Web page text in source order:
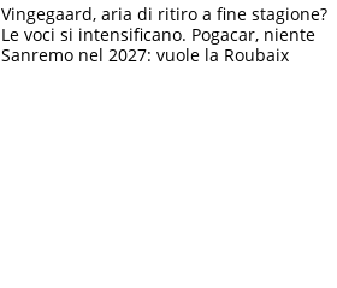
Vingegaard, aria di ritiro a fine stagione?
Le voci si intensificano. Pogacar, niente
Sanremo nel 2027: vuole la Roubaix